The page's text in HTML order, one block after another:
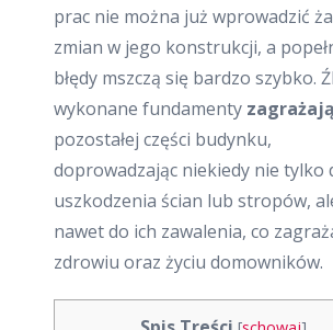
prac nie można już wprowadzić
zmian w jego konstrukcji, a
błędy mszczą się bardzo szybko.
wykonane fundamenty zagrażają
pozostałej części budynku,
doprowadzając niekiedy nie tylko
uszkodzenia ścian lub stropów,
nawet do ich zawalenia, co
zdrowiu oraz życiu domowników.